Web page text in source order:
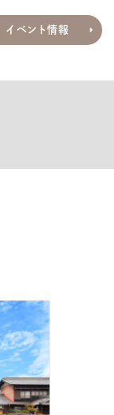
イベント情報